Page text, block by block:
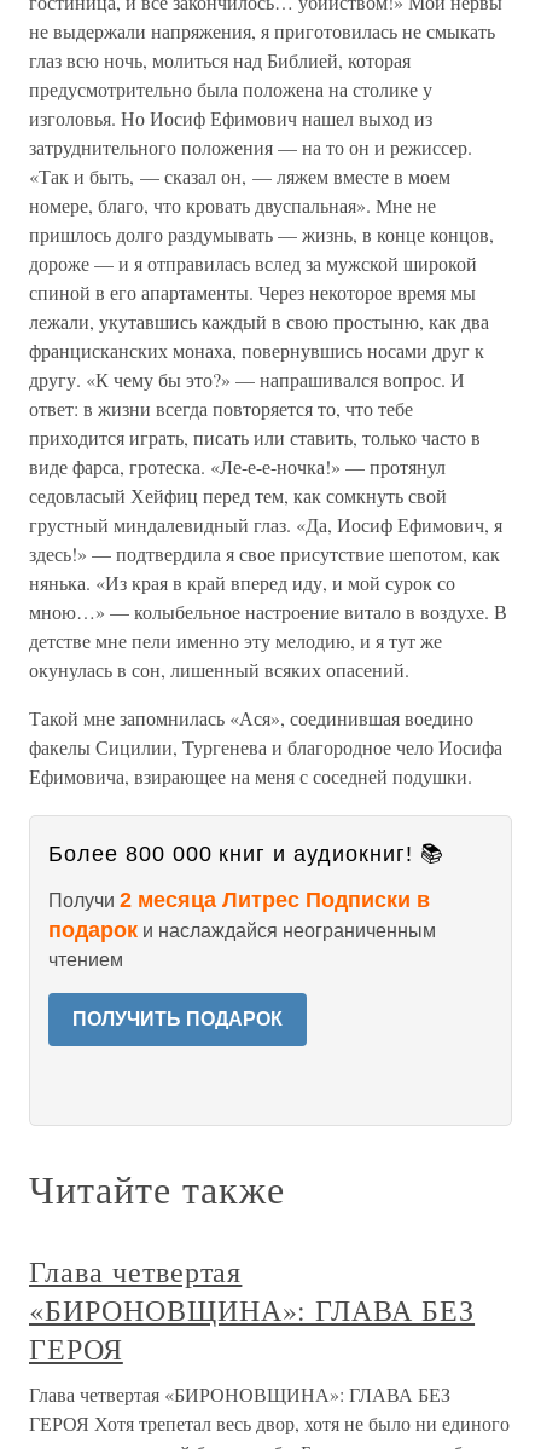
не выдержали напряжения, я приготовилась не смыкать
глаз всю ночь, молиться над Библией, которая
предусмотрительно была положена на столике у
изголовья. Но Иосиф Ефимович нашел выход из
затруднительного положения — на то он и режиссер.
«Так и быть, — сказал он, — ляжем вместе в моем
номере, благо, что кровать двуспальная». Мне не
пришлось долго раздумывать — жизнь, в конце концов,
дороже — и я отправилась вслед за мужской широкой
спиной в его апартаменты. Через некоторое время мы
лежали, укутавшись каждый в свою простыню, как два
францисканских монаха, повернувшись носами друг к
другу. «К чему бы это?» — напрашивался вопрос. И
ответ: в жизни всегда повторяется то, что тебе
приходится играть, писать или ставить, только часто в
виде фарса, гротеска. «Ле-е-е-ночка!» — протянул
седовласый Хейфиц перед тем, как сомкнуть свой
грустный миндалевидный глаз. «Да, Иосиф Ефимович, я
здесь!» — подтвердила я свое присутствие шепотом, как
нянька. «Из края в край вперед иду, и мой сурок со
мною…» — колыбельное настроение витало в воздухе. В
детстве мне пели именно эту мелодию, и я тут же
окунулась в сон, лишенный всяких опасений.
Такой мне запомнилась «Ася», соединившая воедино
факелы Сицилии, Тургенева и благородное чело Иосифа
Ефимовича, взирающее на меня с соседней подушки.
Более 800 000 книг и аудиокниг! 📚
Получи 2 месяца Литрес Подписки в
подарок и наслаждайся неограниченным
чтением
ПОЛУЧИТЬ ПОДАРОК
Читайте также
Глава четвертая
«БИРОНОВЩИНА»: ГЛАВА БЕЗ
ГЕРОЯ
Глава четвертая «БИРОНОВЩИНА»: ГЛАВА БЕЗ
ГЕРОЯ Хотя трепетал весь двор, хотя не было ни единого